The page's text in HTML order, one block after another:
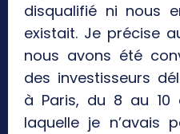
disqualifié ni nous
existait. Je précise
nous avons été
des investisseurs
à Paris, du 8 au
laquelle je n’avais